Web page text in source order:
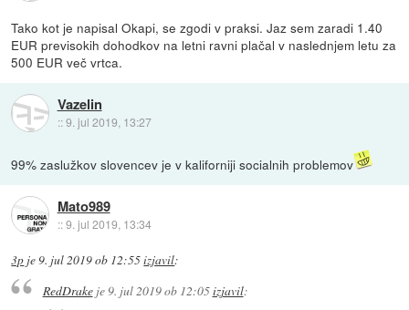
Tako kot je napisal Okapi, se zgodi v praksi. Jaz sem zaradi 1.40
EUR previsokih dohodkov na letni ravni plačal v naslednjem letu za
500 EUR več vrtca.
Vazelin
::9. jul 2019, 13:27
99% zaslužkov slovencev je v kaliforniji socialnih problemov
Mato989
::9. jul 2019, 13:34
3p je9. jul 2019 ob 12:55izjavil:
RedDrakeje9. jul 2019 ob 12:05izjavil: